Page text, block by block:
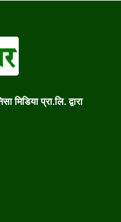
मिडिया प्रा.लि. द्वारा